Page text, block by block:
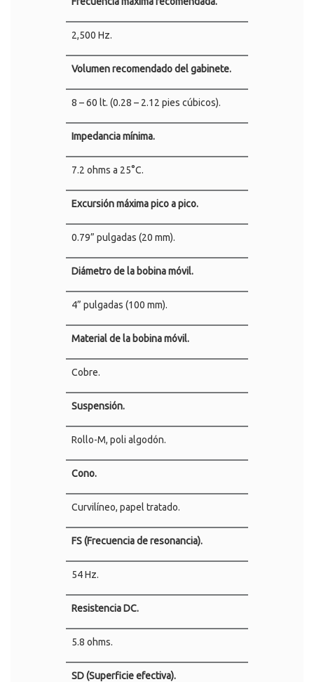
2,500 Hz.
Volumen recomendado del gabinete.
8 – 60 lt. (0.28 – 2.12 pies cúbicos).
Impedancia mínima.
7.2 ohms a 25°C.
Excursión máxima pico a pico.
0.79” pulgadas (20 mm).
Diámetro de la bobina móvil.
4” pulgadas (100 mm).
Material de la bobina móvil.
Cobre.
Suspensión.
Rollo-M, poli algodón.
Cono.
Curvilíneo, papel tratado.
FS (Frecuencia de resonancia).
54 Hz.
Resistencia DC.
5.8 ohms.
SD (Superficie efectiva).